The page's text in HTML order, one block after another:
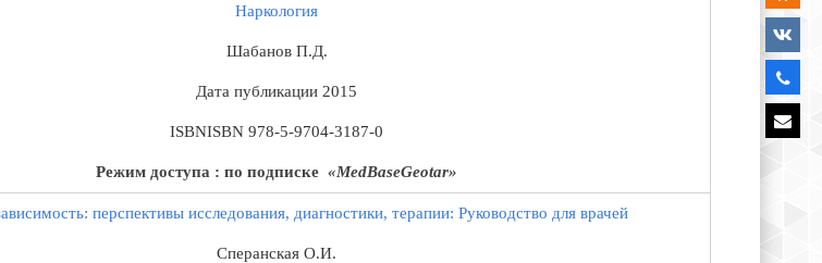
Наркология
Шабанов П.Д.
Дата публикации 2015
ISBNISBN 978-5-9704-3187-0
Режим доступа : по подписке «MedBaseGeotar»
: перспективы исследования, диагностики, терапии: Руководство для врачей
Сперанская О.И.